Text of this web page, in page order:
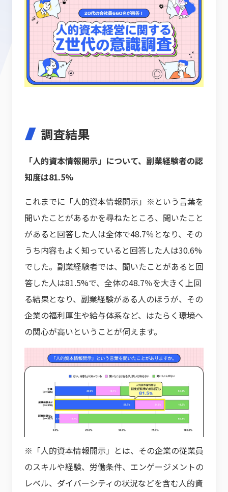
調査結果
「人的資本情報開示」について、副業経験者の認
知度は81.5%
これまでに「人的資本情報開示」※という言葉を
聞いたことがあるかを尋ねたところ、聞いたこと
があると回答した人は全体で48.7％となり、その
うち内容もよく知っていると回答した人は30.6%
でした。副業経験者では、聞いたことがあると回
答した人は81.5%で、全体の48.7％を大きく上回
る結果となり、副業経験がある人のほうが、その
企業の福利厚生や給与体系など、はたらく環境へ
の関心が高いということが伺えます。
※「人的資本情報開示」とは、その企業の従業員
のスキルや経験、労働条件、エンゲージメントの
レベル、ダイバーシティの状況などを含む人的資